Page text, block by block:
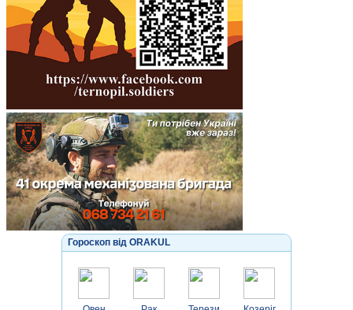
Гороскоп від ORAKUL